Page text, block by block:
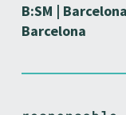
B:SM |
Barcelona